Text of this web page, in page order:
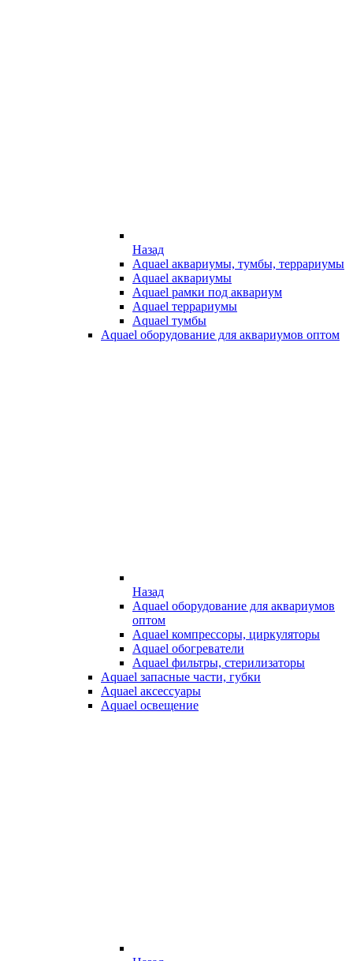
Назад
Aquael аквариумы, тумбы, террариумы
Aquael аквариумы
Aquael рамки под аквариум
Aquael террариумы
Aquael тумбы
Aquael оборудование для аквариумов оптом
Назад
Aquael оборудование для аквариумов
оптом
Aquael компрессоры, циркуляторы
Aquael обогреватели
Aquael фильтры, стерилизаторы
Aquael запасные части, губки
Aquael аксессуары
Aquael освещение